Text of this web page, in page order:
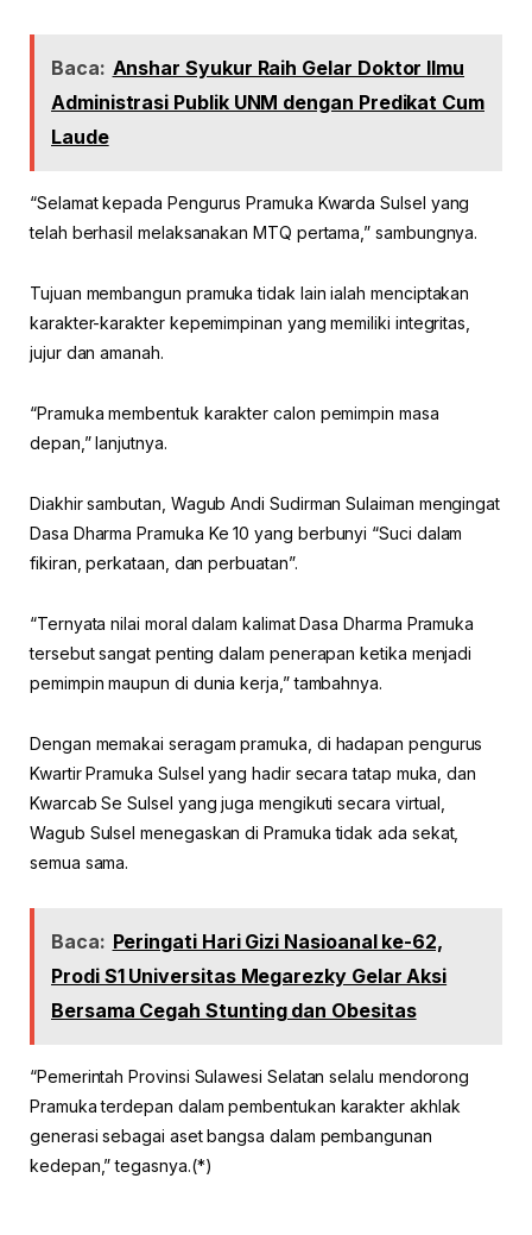
Baca: Anshar Syukur Raih Gelar Doktor Ilmu
Administrasi Publik UNM dengan Predikat Cum
Laude
“Selamat kepada Pengurus Pramuka Kwarda Sulsel yang
telah berhasil melaksanakan MTQ pertama,” sambungnya.
Tujuan membangun pramuka tidak lain ialah menciptakan
karakter-karakter kepemimpinan yang memiliki integritas,
jujur dan amanah.
“Pramuka membentuk karakter calon pemimpin masa
depan,” lanjutnya.
Diakhir sambutan, Wagub Andi Sudirman Sulaiman mengingat
Dasa Dharma Pramuka Ke 10 yang berbunyi “Suci dalam
fikiran, perkataan, dan perbuatan”.
“Ternyata nilai moral dalam kalimat Dasa Dharma Pramuka
tersebut sangat penting dalam penerapan ketika menjadi
pemimpin maupun di dunia kerja,” tambahnya.
Dengan memakai seragam pramuka, di hadapan pengurus
Kwartir Pramuka Sulsel yang hadir secara tatap muka, dan
Kwarcab Se Sulsel yang juga mengikuti secara virtual,
Wagub Sulsel menegaskan di Pramuka tidak ada sekat,
semua sama.
Baca: Peringati Hari Gizi Nasioanal ke-62,
Prodi S1 Universitas Megarezky Gelar Aksi
Bersama Cegah Stunting dan Obesitas
“Pemerintah Provinsi Sulawesi Selatan selalu mendorong
Pramuka terdepan dalam pembentukan karakter akhlak
generasi sebagai aset bangsa dalam pembangunan
kedepan,” tegasnya.(*)